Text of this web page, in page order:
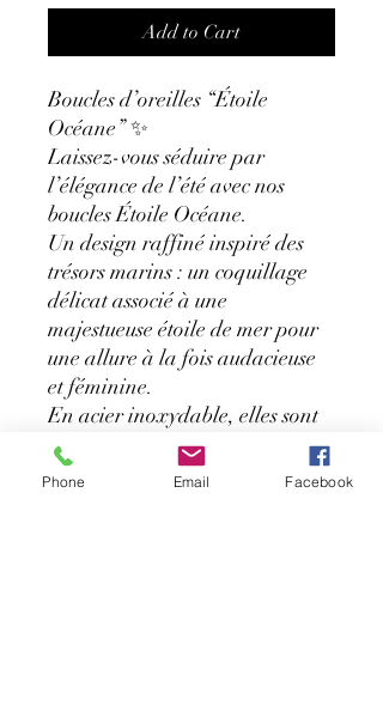
Add to Cart
Boucles d’oreilles “Étoile
Océane” ✨
Laissez-vous séduire par
l’élégance de l’été avec nos
boucles Étoile Océane.
Un design raffiné inspiré des
trésors marins : un coquillage
délicat associé à une
majestueuse étoile de mer pour
une allure à la fois audacieuse
et féminine.
En acier inoxydable, elles sont
pensées pour durer et vous
accompagner tout l’été sans
Phone Email Facebook